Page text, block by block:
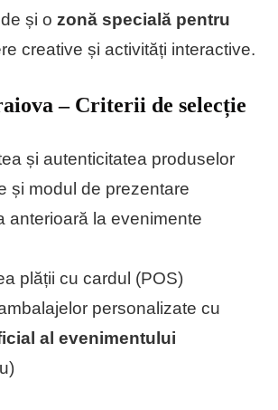
și o zonă specială pentru
creative și activități interactive.
– Criterii de selecție
și autenticitatea produselor
și modul de prezentare
anterioară la evenimente
plății cu cardul (POS)
personalizate cu
al evenimentului